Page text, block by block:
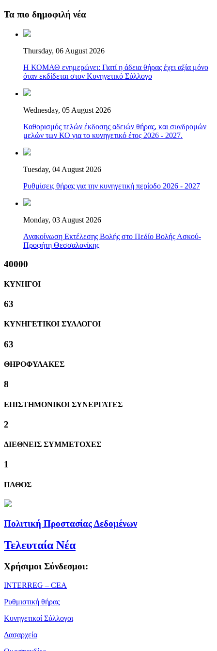
Τα πιο δημοφιλή νέα
Thursday, 06 August 2026
Η ΚΟΜΑΘ ενημερώνει: Γιατί η άδεια θήρας έχει αξία μόνο
όταν εκδίδεται στον Κυνηγετικό Σύλλογο
Wednesday, 05 August 2026
Καθορισμός τελών έκδοσης αδειών θήρας, και συνδρομών
μελών των ΚΟ για το κυνηγετικό έτος 2026 - 2027.
Tuesday, 04 August 2026
Ρυθμίσεις θήρας για την κυνηγετική περίοδο 2026 - 2027
Monday, 03 August 2026
Ανακοίνωση Εκτέλεσης Βολής στο Πεδίο Βολής Ασκού-
Προφήτη Θεσσαλονίκης
40000
ΚΥΝΗΓΟΙ
63
ΚΥΝΗΓΕΤΙΚΟΙ ΣΥΛΛΟΓΟΙ
63
ΘΗΡΟΦΥΛΑΚΕΣ
8
ΕΠΙΣΤΗΜΟΝΙΚΟΙ ΣΥΝΕΡΓΑΤΕΣ
2
ΔΙΕΘΝΕΙΣ ΣΥΜΜΕΤΟΧΕΣ
1
ΠΑΘΟΣ
Πολιτική Προστασίας Δεδομένων
Τελευταία Νέα
Χρήσιμοι Σύνδεσμοι:
ΙΝΤΕRREG – CEA
Ρυθμιστική θήρας
Κυνηγετικοί Σύλλογοι
Δασαρχεία